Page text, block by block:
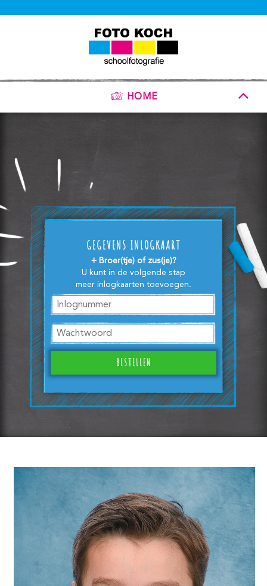
HOME
GEGEVENS INLOGKAART
+ Broer(tje) of zus(je)?
U kunt in de volgende stap
meer inlogkaarten toevoegen.